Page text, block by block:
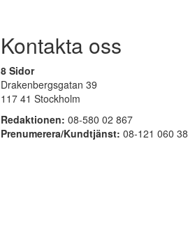
Kontakta oss
8 Sidor
Drakenbergsgatan 39
117 41 Stockholm
Redaktionen: 08-580 02 867
Prenumerera/Kundtjänst: 08-121 060 38